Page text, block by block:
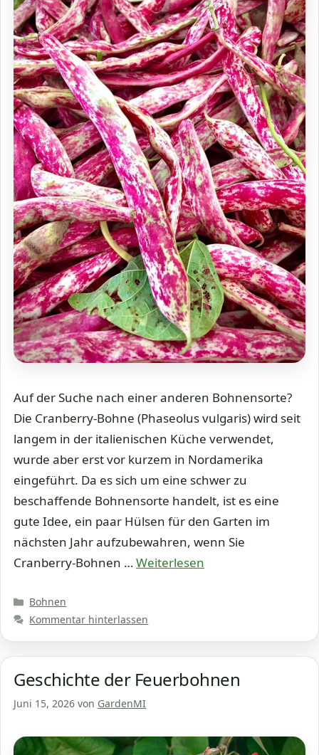
Auf der Suche nach einer anderen Bohnensorte?
Die Cranberry-Bohne (Phaseolus vulgaris) wird seit
langem in der italienischen Küche verwendet,
wurde aber erst vor kurzem in Nordamerika
eingeführt. Da es sich um eine schwer zu
beschaffende Bohnensorte handelt, ist es eine
gute Idee, ein paar Hülsen für den Garten im
nächsten Jahr aufzubewahren, wenn Sie
Cranberry-Bohnen …Weiterlesen
Kategorien
Bohnen
Kommentar hinterlassen
Geschichte der Feuerbohnen
Juni 15, 2026 von GardenMI